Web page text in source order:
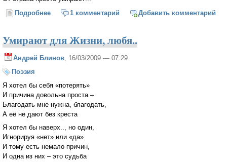
Подробнее о Очень подводная сказка
1 комментарий Добавить комментарий
Умирают для Жизни, любя..
Андрей Блинов, 16/03/2009 — 07:29
Поэзия
Я хотел бы себя «потерять»
И причина довольна проста –
Благодать мне нужна, благодать,
А её не дают без креста
Я хотел бы наверх.., но один,
Игнорируя «нет» или «да»
И тому есть немало причин,
И одна из них – это судьба